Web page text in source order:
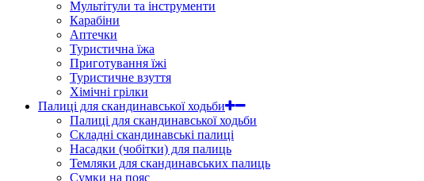
Мультітули та інструменти
Карабіни
Аптечки
Туристична їжа
Приготування їжі
Туристичне взуття
Хімічні грілки
Палиці для скандинавської ходьби
Палиці для скандинавської ходьби
Складні скандинавські палиці
Насадки (чобітки) для палиць
Темляки для скандинавських палиць
Сумки на пояс